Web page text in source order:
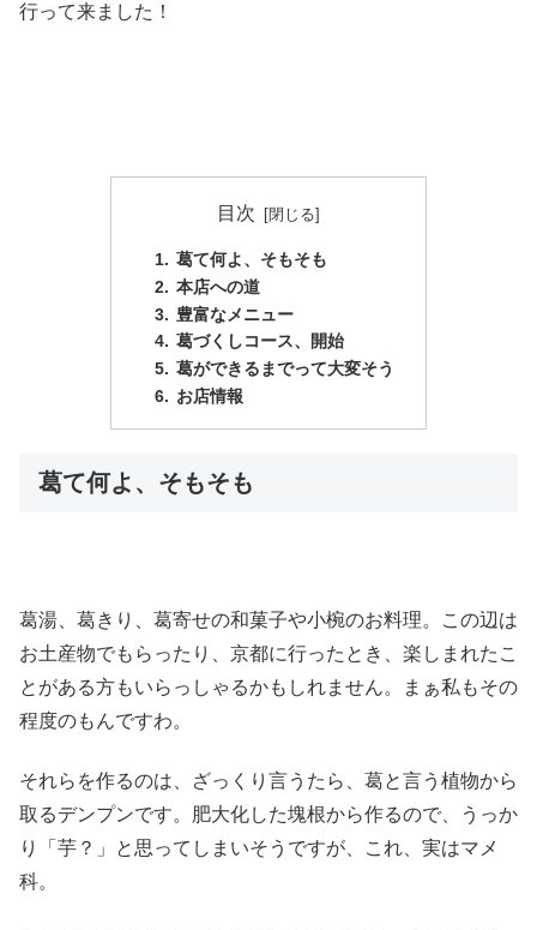
行って来ました！
目次
葛て何よ、そもそも
本店への道
豊富なメニュー
葛づくしコース、開始
葛ができるまでって大変そう
お店情報
葛て何よ、そもそも
葛湯、葛きり、葛寄せの和菓子や小椀のお料理。この辺は
お土産物でもらったり、京都に行ったとき、楽しまれたこ
とがある方もいらっしゃるかもしれません。まぁ私もその
程度のもんですわ。
それらを作るのは、ざっくり言うたら、葛と言う植物から
取るデンプンです。肥大化した塊根から作るので、うっか
り「芋？」と思ってしまいそうですが、これ、実はマメ
科。